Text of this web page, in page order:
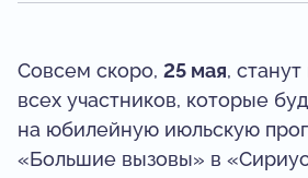
Совсем скоро, 25 мая,
всех участников, которые
на юбилейную июльскую
«Большие вызовы» в